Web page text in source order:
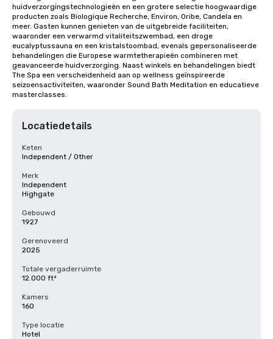
huidverzorgingstechnologieën en een grotere selectie hoogwaardige
producten zoals Biologique Recherche, Environ, Oribe, Candela en
meer. Gasten kunnen genieten van de uitgebreide faciliteiten,
waaronder een verwarmd vitaliteitszwembad, een droge
eucalyptussauna en een kristalstoombad, evenals gepersonaliseerde
behandelingen die Europese warmtetherapieën combineren met
geavanceerde huidverzorging. Naast winkels en behandelingen biedt
The Spa een verscheidenheid aan op wellness geïnspireerde
seizoensactiviteiten, waaronder Sound Bath Meditation en educatieve
masterclasses.
Locatiedetails
Keten
Independent / Other
Merk
Independent
Highgate
Gebouwd
1927
Gerenoveerd
2025
Totale vergaderruimte
12.000 ft²
Kamers
160
Type locatie
Hotel